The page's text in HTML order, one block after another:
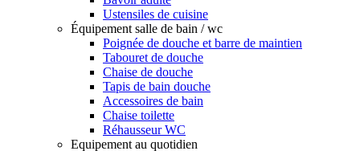
Ustensiles de cuisine
Équipement salle de bain / wc
Poignée de douche et barre de maintien
Tabouret de douche
Chaise de douche
Tapis de bain douche
Accessoires de bain
Chaise toilette
Réhausseur WC
Equipement au quotidien